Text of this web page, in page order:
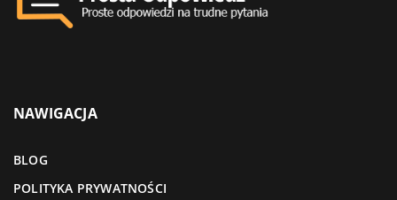
NAWIGACJA
BLOG
POLITYKA PRYWATNOŚCI